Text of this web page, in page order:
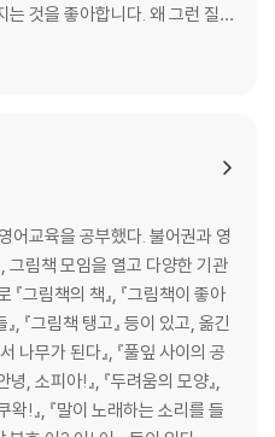
것을 좋아합니다. 왜 그런 질문
을 떠올리고, 그러다 처음 질문
그 과정에서 아이디어가 떠오
어교육을 공부했다. 불어권과 영
그림책 모임을 열고 다양한 기관
그림책의 책』, 『그림책이 좋아
, 『그림책 탱고』 등이 있고, 옮긴
나무가 된다』, 『풀잎 사이의 공
녕, 소피아!』, 『두려움의 모양』,
왁!』, 『말이 노래하는 소리를 들